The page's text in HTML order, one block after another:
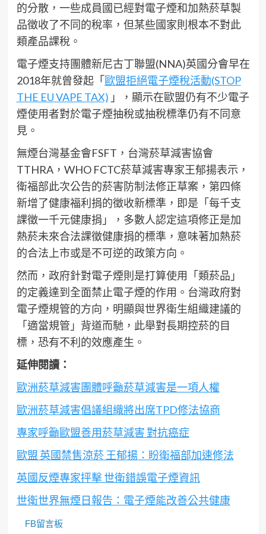
的分散，一些成員國已經對電子煙和加熱菸草製
品徵收了不同的稅率，但某些國家則根本不對此
類產品課稅。
電子煙支持團體新尼古丁聯盟(NNA)英國分會早在
2018年就曾發起「歐盟拒絕電子煙稅活動(STOP
THE EU VAPE TAX) 」，顯示在歐盟仍有不少電子
煙使用者對於電子煙抽稅或抽稅標準仍有不同意
見。
無煙台灣基金會FSFT，台灣菸草減害協會
TTHRA，WHO FCTC菸草減害專家王郁揚表示，
衛福部此次公告的菸害防制法修正草案，第四條
新增了健康福利捐的徵收新標準，即是「每千支
課徵一千元健康捐」，多數人認定這項修正是加
熱菸未來合法課徵健康捐的標準，意味著加熱菸
的合法上市或是不可逆的政策方向。
然而，政府針對電子煙則是打算使用「類菸品」
的定義達到全面禁止電子煙的作用。台灣政府對
電子煙規管的方向，明顯與世界衛生組織建議的
「適當規管」背道而馳，此舉對長期控菸的目
標，恐有不利的效應產生。
延伸閱讀：
歐洲菸草減害團體呼籲菸草減害是一項人權
歐洲菸草減害倡議組織將出席TPD修法協商
專家呼籲歐盟善用菸草減害 對抗癌症
歐盟 英國禁售涼菸 王郁揚：盼衛福部加速修法
英國反煙專家抨擊 世衛錯誤電子煙資訊
世衛世界無煙日報告：電子煙能改善公共健康
FB留言板